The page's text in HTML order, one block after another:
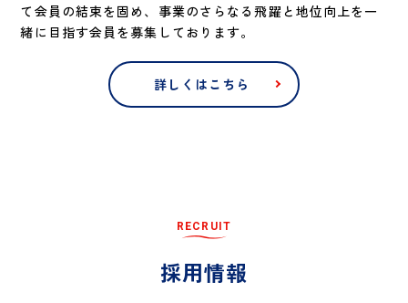
て会員の結束を固め、事業のさらなる飛躍と地位向上を一
緒に目指す会員を募集しております。
詳しくはこちら
R EC R UIT
採用情報